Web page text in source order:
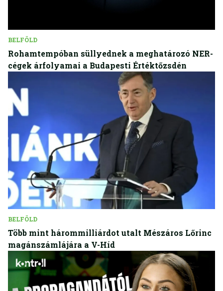
BELFÖLD
Rohamtempóban süllyednek a meghatározó NER-
cégek árfolyamai a Budapesti Értéktőzsdén
BELFÖLD
Több mint hárommilliárdot utalt Mészáros Lőrinc
magánszámlájára a V-Híd